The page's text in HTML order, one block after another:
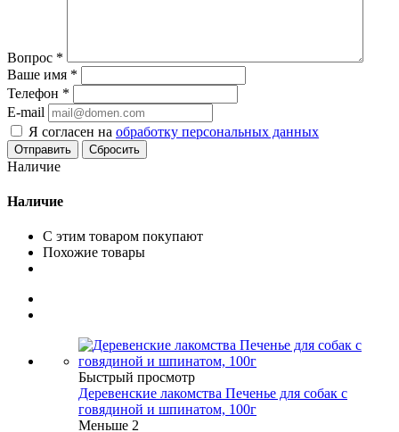
Вопрос *
Ваше имя *
Телефон *
E-mail
Я согласен на обработку персональных данных
Сбросить
Наличие
Наличие
С этим товаром покупают
Похожие товары
Быстрый просмотр
Деревенские лакомства Печенье для собак с
говядиной и шпинатом, 100г
Меньше 2